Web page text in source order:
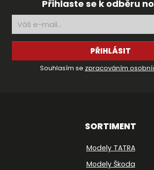
Přihlaste se k odběru
PŘIHLÁSIT
Souhlasím se zpracováním
SORTIMENT
Modely TATRA
Modely Škoda